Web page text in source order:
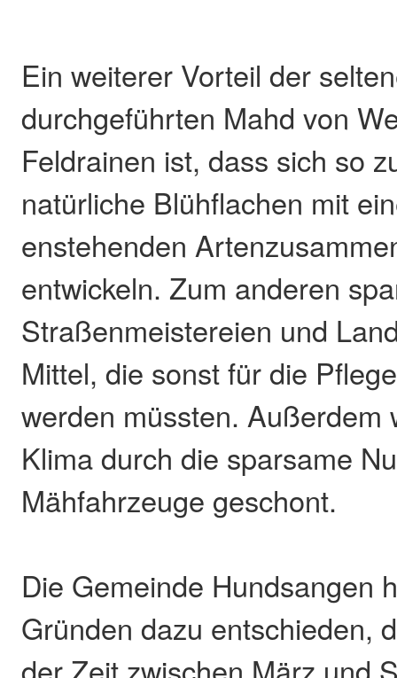
Ein weiterer Vorteil der
durchgeführten Mahd von
Feldrainen ist, dass sich so
natürliche Blühflachen mit
enstehenden
entwickeln. Zum anderen
Straßenmeistereien und
Mittel, die sonst für die
werden müssten. Außerdem
Klima durch die sparsame
Mähfahrzeuge geschont.
Die Gemeinde Hundsangen
Gründen dazu entschieden,
der Zeit zwischen März und